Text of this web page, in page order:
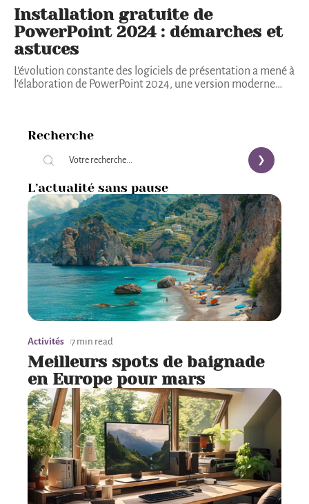
Installation gratuite de
PowerPoint 2024 : démarches et
astuces
L'évolution constante des logiciels de présentation a mené à
l'élaboration de PowerPoint 2024, une version moderne…
Recherche
L’actualité sans pause
Activités 7 min read
Meilleurs spots de baignade
en Europe pour mars